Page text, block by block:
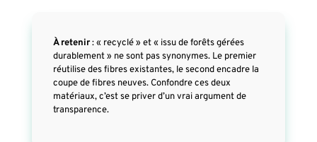
À retenir: « recyclé » et « issu de forêts gérées
durablement » ne sont pas synonymes. Le premier
réutilise des fibres existantes, le second encadre la
coupe de fibres neuves. Confondre ces deux
matériaux, c’est se priver d’un vrai argument de
transparence.